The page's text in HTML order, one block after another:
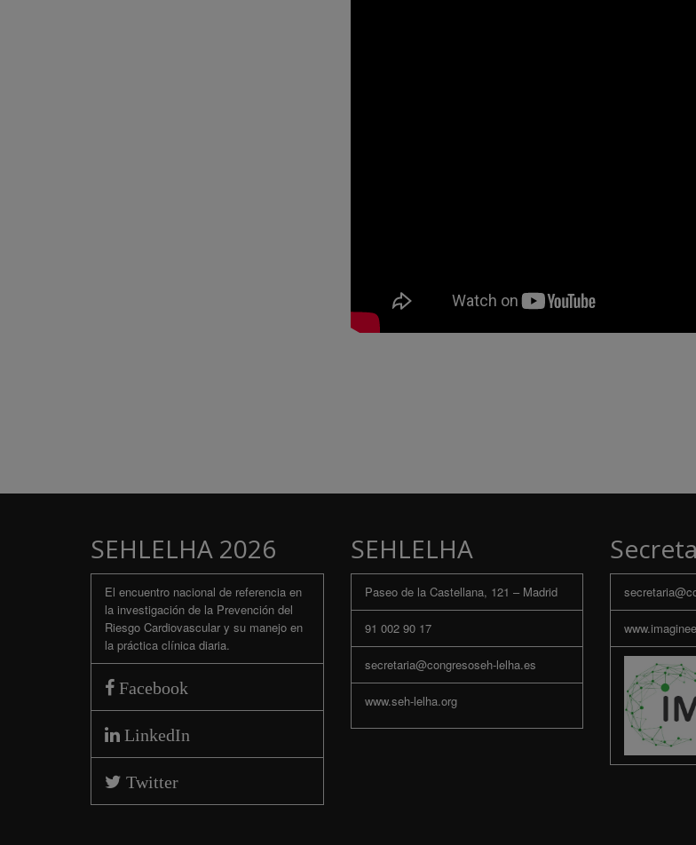
SEHLELHA 2026
El encuentro nacional de referencia en
la investigación de la Prevención del
Riesgo Cardiovascular y su manejo en
la práctica clínica diaria.
Facebook
LinkedIn
Twitter
SEHLELHA
Paseo de la Castellana, 121 – Madrid
91 002 90 17
secretaria@congresoseh-lelha.es
www.seh-lelha.org